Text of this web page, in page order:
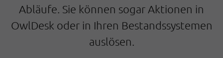
Abläufe. Sie können sogar Aktionen in
OwlDesk oder in Ihren Bestandssystemen
auslösen.